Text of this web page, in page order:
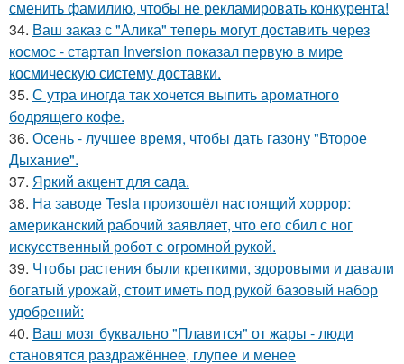
сменить фамилию, чтобы не рекламировать конкурента!
34. Ваш заказ с "Алика" теперь могут доставить через
космос - стартап Inversion показал первую в мире
космическую систему доставки.
35. С утра иногда так хочется выпить ароматного
бодрящего кофе.
36. Осень - лучшее время, чтобы дать газону "Второе
Дыхание".
37. Яркий акцент для сада.
38. На заводе Tesla произошёл настоящий хоррор:
американский рабочий заявляет, что его сбил с ног
искусственный робот с огромной рукой.
39. Чтобы растения были крепкими, здоровыми и давали
богатый урожай, стоит иметь под рукой базовый набор
удобрений:
40. Ваш мозг буквально "Плавится" от жары - люди
становятся раздражённее, глупее и менее